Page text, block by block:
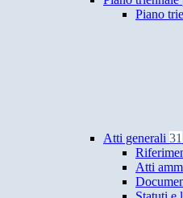
Piano
Atti generali 31
Atti